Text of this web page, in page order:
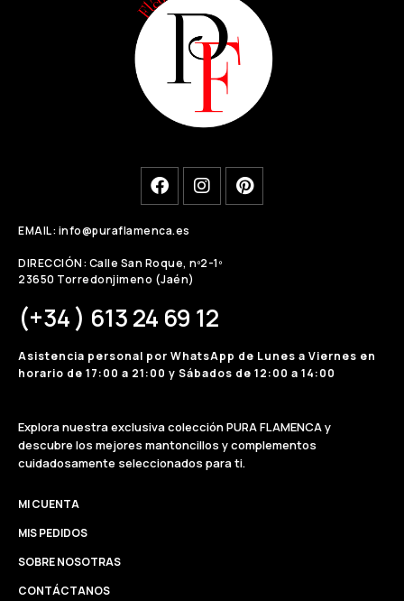
EMAIL: info@puraflamenca.es
DIRECCIÓN: Calle San Roque, nº2-1º
23650 Torredonjimeno (Jaén)
(+34 ) 613 24 69 12
Asistencia personal por WhatsApp de Lunes a Viernes en
horario de 17:00 a 21:00 y Sábados de 12:00 a 14:00
Explora nuestra exclusiva colección PURA FLAMENCA y
descubre los mejores mantoncillos y complementos
cuidadosamente seleccionados para ti.
MI CUENTA
MIS PEDIDOS
SOBRE NOSOTRAS
CONTÁCTANOS